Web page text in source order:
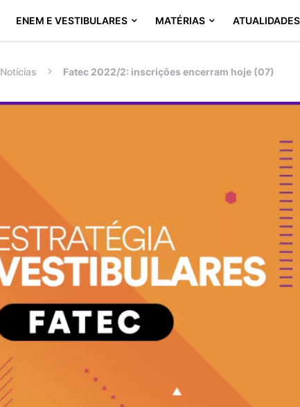
ENEM E VESTIBULARES MATÉRIAS
Notícias Fatec 2022/2: inscrições encerram hoje (07)